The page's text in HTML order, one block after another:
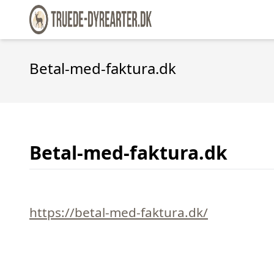
Betal-med-faktura.dk
Betal-med-faktura.dk
https://betal-med-faktura.dk/